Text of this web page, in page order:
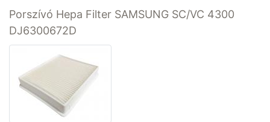
Porszívó Hepa Filter SAMSUNG SC/VC 4300
DJ6300672D